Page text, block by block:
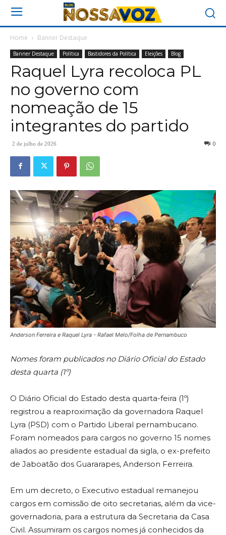
Home Banner Destaque
Banner Destaque Política Bastidores da Política Eleições Blog
Raquel Lyra recoloca PL
no governo com
nomeação de 15
integrantes do partido
2 de julho de 2026 0
Anderson Ferreira e Raquel Lyra - Rafael Melo/Folha de Pernambuco
Nomes foram publicados no Diário Oficial do Estado
desta quarta (1º)
O Diário Oficial do Estado desta quarta-feira (1º)
registrou a reaproximação da governadora Raquel
Lyra (PSD) com o Partido Liberal pernambucano.
Foram nomeados para cargos no governo 15 nomes
aliados ao presidente estadual da sigla, o ex-prefeito
de Jaboatão dos Guararapes, Anderson Ferreira.
Em um decreto, o Executivo estadual remanejou
cargos em comissão de oito secretarias, além da vice-
governadoria, para a estrutura da Secretaria da Casa
Civil. Assumiram os cargos nomes já conhecidos da